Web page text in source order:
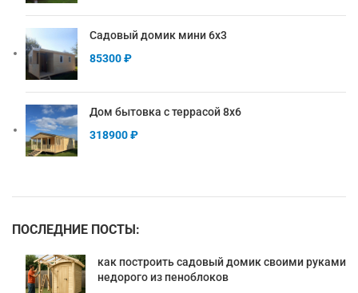
Садовый домик мини 6х3
85300₽
Дом бытовка с террасой 8х6
318900₽
ПОСЛЕДНИЕ ПОСТЫ:
как построить садовый домик своими руками
недорого из пеноблоков